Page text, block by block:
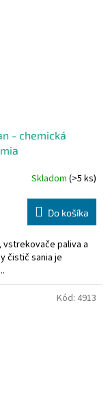
- chemická
Skladom (>5 ks)
Do košíka
paliva a
čistič sania je
Kód: 4913